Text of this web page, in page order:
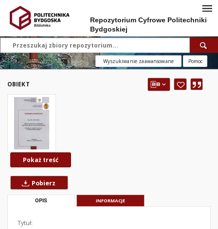
Repozytorium Cyfrowe Politechniki
Bydgoskiej
Wyszukiwanie zaawansowane Pomoc
OBIEKT
Pokaż treść
Pobierz
OPIS INFORMACJE
Tytuł: